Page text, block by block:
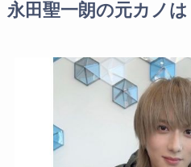
永田聖一朗の元カノは